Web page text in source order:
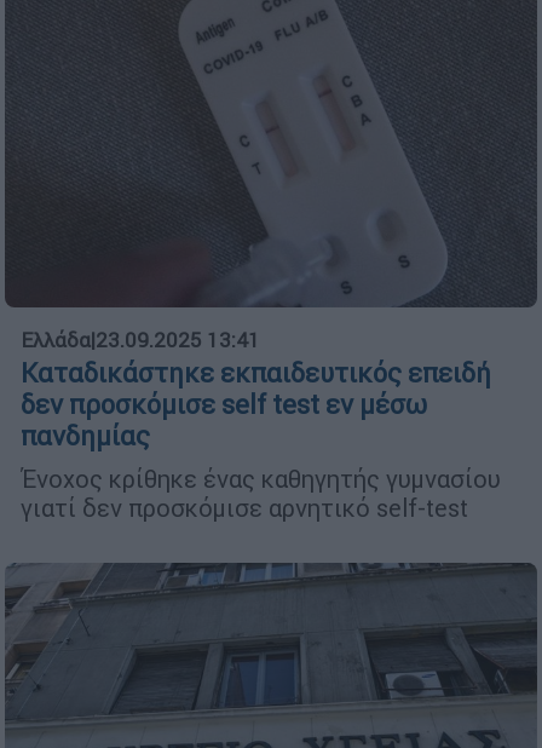
Ελλάδα|23.09.2025 13:41
Καταδικάστηκε εκπαιδευτικός επειδή
δεν προσκόμισε self test εν μέσω
πανδημίας
Ένοχος κρίθηκε ένας καθηγητής γυμνασίου
γιατί δεν προσκόμισε αρνητικό self-test